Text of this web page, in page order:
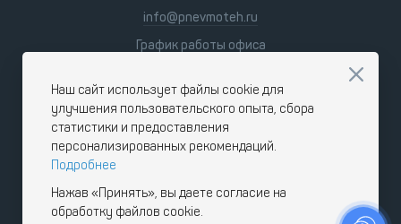
info@pnevmoteh.ru
График работы офиса
9:00 - 18:00
Наш сайт использует файлы cookie для
улучшения пользовательского опыта, сбора
статистики и предоставления
персонализированных рекомендаций.
Подробнее
Нажав «Принять», вы даете согласие на
обработку файлов cookie.